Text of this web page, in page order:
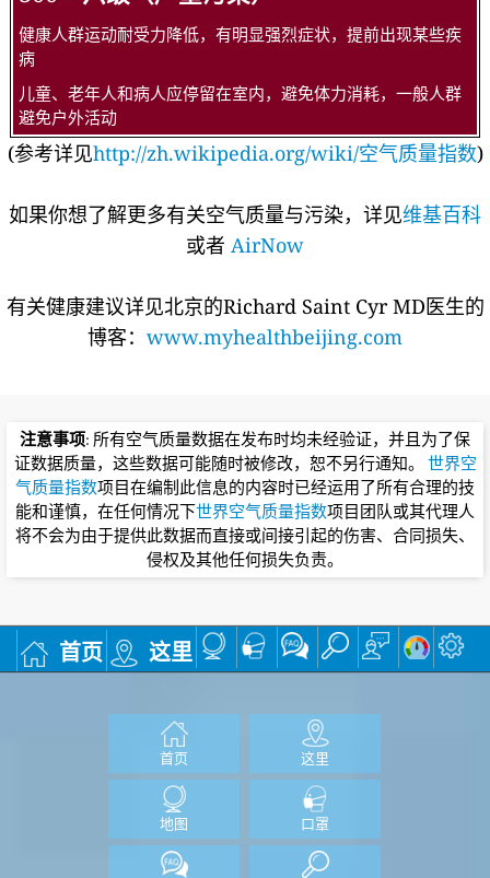
健康人群运动耐受力降低，有明显强烈症状，提前出现某些疾
病
儿童、老年人和病人应停留在室内，避免体力消耗，一般人群
避免户外活动
(参考详见http://zh.wikipedia.org/wiki/空气质量指数)
如果你想了解更多有关空气质量与污染，详见维基百科
或者 AirNow
有关健康建议详见北京的Richard Saint Cyr MD医生的
博客： www.myhealthbeijing.com
注意事项: 所有空气质量数据在发布时均未经验证，并且为了保
证数据质量，这些数据可能随时被修改，恕不另行通知。 世界空
气质量指数项目在编制此信息的内容时已经运用了所有合理的技
能和谨慎，在任何情况下世界空气质量指数项目团队或其代理人
将不会为由于提供此数据而直接或间接引起的伤害、合同损失、
侵权及其他任何损失负责。
首页 这里
首页 这里
地图 口罩